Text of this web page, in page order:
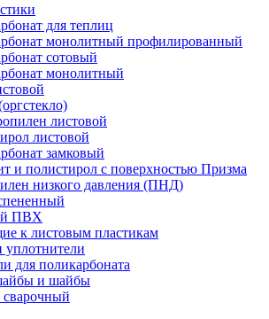
для теплиц
монолитный профилированный
сотовый
монолитный
листовой
листовой
замковый
и полистирол с поверхностью Призма
низкого давления (ПНД)
ПВХ
к листовым пластикам
уплотнители
для поликарбоната
и шайбы